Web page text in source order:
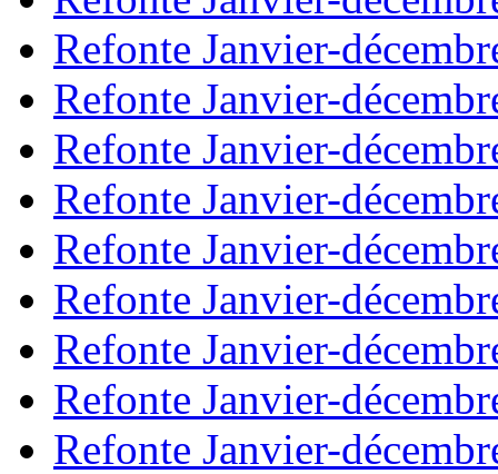
Refonte Janvier-
Refonte Janvier-
Refonte Janvier-
Refonte Janvier-
Refonte Janvier-
Refonte Janvier-
Refonte Janvier-
Refonte Janvier-
Refonte Janvier-